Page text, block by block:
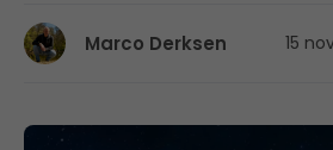
Marco Derksen 15